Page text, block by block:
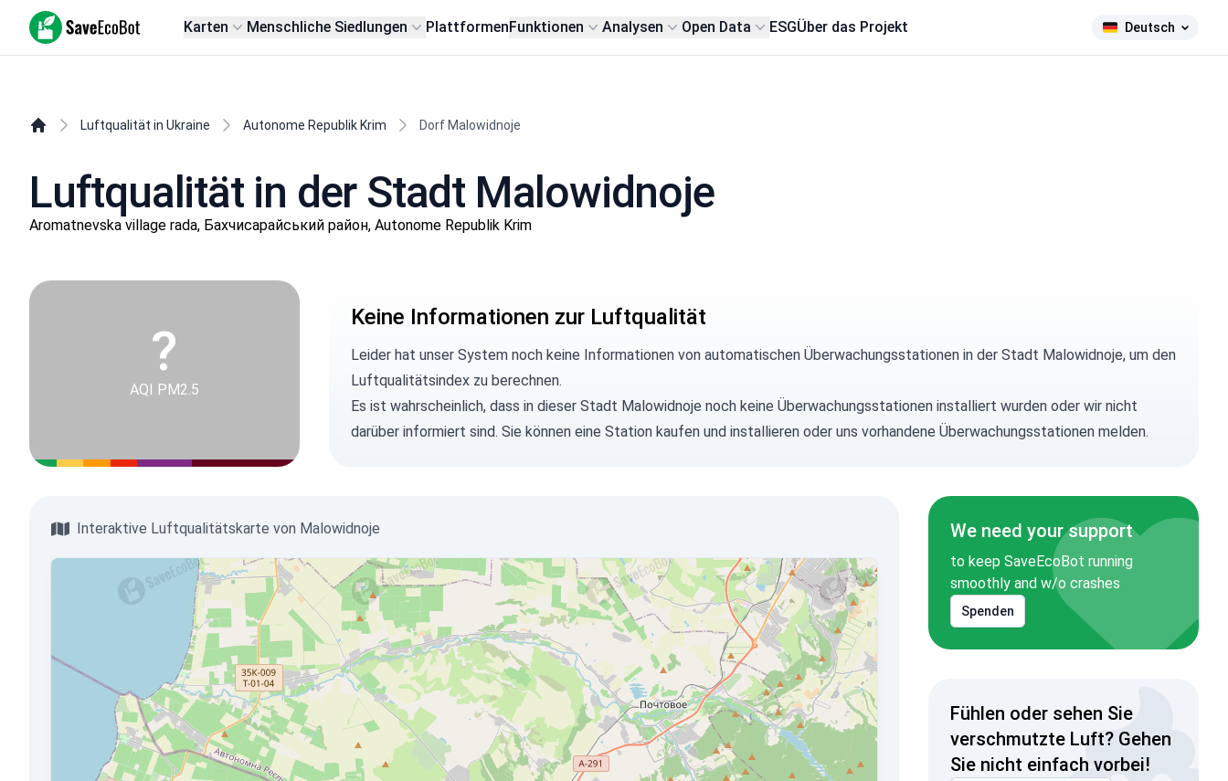
SaveEcoBot Karten Menschliche Siedlungen PlattformenFunktionen Analysen Open Data ESGÜber das Projekt Deutsch
Luftqualität in Ukraine Autonome Republik Krim Dorf Malowidnoje
Luftqualität in der Stadt Malowidnoje
Aromatnevska village rada, Бахчисарайський район, Autonome Republik Krim
?
AQI PM2.5
Keine Informationen zur Luftqualität
Leider hat unser System noch keine Informationen von automatischen Überwachungsstationen in der Stadt Malowidnoje, um den
Luftqualitätsindex zu berechnen.
Es ist wahrscheinlich, dass in dieser Stadt Malowidnoje noch keine Überwachungsstationen installiert wurden oder wir nicht
darüber informiert sind. Sie können eine Station kaufen und installieren oder uns vorhandene Überwachungsstationen melden.
Interaktive Luftqualitätskarte von Malowidnoje We need your support
to keep SaveEcoBot running
smoothly and w/o crashes
Spenden
Fühlen oder sehen Sie
verschmutzte Luft? Gehen
Sie nicht einfach vorbei!